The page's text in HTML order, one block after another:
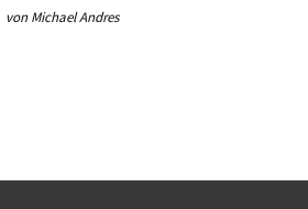
von Michael Andres